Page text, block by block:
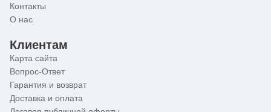
Контакты
О нас
Клиентам
Карта сайта
Вопрос-Ответ
Гарантия и возврат
Доставка и оплата